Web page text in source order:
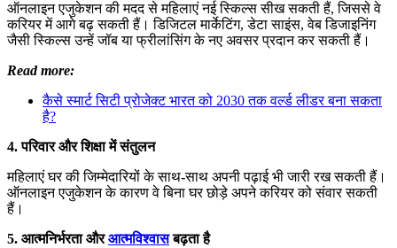
ऑनलाइन एजुकेशन की मदद से महिलाएं नई स्किल्स सीख सकती हैं, जिससे वे
करियर में आगे बढ़ सकती हैं। डिजिटल मार्केटिंग, डेटा साइंस, वेब डिजाइनिंग
जैसी स्किल्स उन्हें जॉब या फ्रीलांसिंग के नए अवसर प्रदान कर सकती हैं।
Read more:
कैसे स्मार्ट सिटी प्रोजेक्ट भारत को 2030 तक वर्ल्ड लीडर बना सकता
है?
4. परिवार और शिक्षा में संतुलन
महिलाएं घर की जिम्मेदारियों के साथ-साथ अपनी पढ़ाई भी जारी रख सकती हैं।
ऑनलाइन एजुकेशन के कारण वे बिना घर छोड़े अपने करियर को संवार सकती
हैं।
5. आत्मनिर्भरता औरआत्मविश्वासबढ़ता है